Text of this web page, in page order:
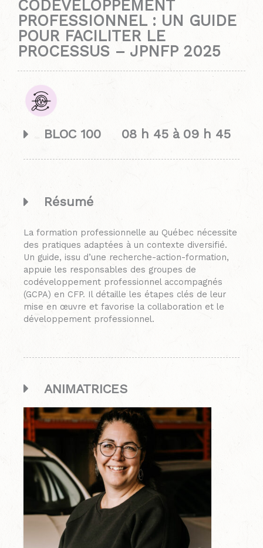
CODÉVELOPPEMENT
PROFESSIONNEL : UN GUIDE
POUR FACILITER LE
PROCESSUS – JPNFP 2025
BLOC 100 08 h 45 à 09 h 45
Résumé
La formation professionnelle au Québec nécessite
des pratiques adaptées à un contexte diversifié.
Un guide, issu d’une recherche-action-formation,
appuie les responsables des groupes de
codéveloppement professionnel accompagnés
(GCPA) en CFP. Il détaille les étapes clés de leur
mise en œuvre et favorise la collaboration et le
développement professionnel.
ANIMATRICES